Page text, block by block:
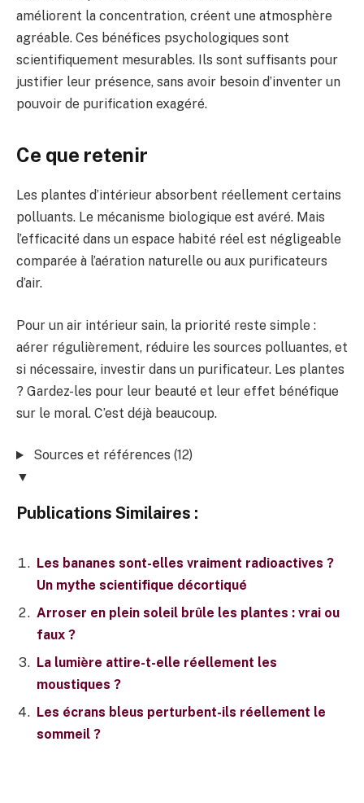
améliorent la concentration, créent une atmosphère
agréable. Ces bénéfices psychologiques sont
scientifiquement mesurables. Ils sont suffisants pour
justifier leur présence, sans avoir besoin d’inventer un
pouvoir de purification exagéré.
Ce que retenir
Les plantes d’intérieur absorbent réellement certains
polluants. Le mécanisme biologique est avéré. Mais
l’efficacité dans un espace habité réel est négligeable
comparée à l’aération naturelle ou aux purificateurs
d’air.
Pour un air intérieur sain, la priorité reste simple :
aérer régulièrement, réduire les sources polluantes, et
si nécessaire, investir dans un purificateur. Les plantes
? Gardez-les pour leur beauté et leur effet bénéfique
sur le moral. C’est déjà beaucoup.
Sources et références (12)
▼
Publications Similaires :
Les bananes sont-elles vraiment radioactives ?
Un mythe scientifique décortiqué
Arroser en plein soleil brûle les plantes : vrai ou
faux ?
La lumière attire-t-elle réellement les
moustiques ?
Les écrans bleus perturbent-ils réellement le
sommeil ?